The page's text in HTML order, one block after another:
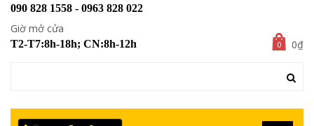
090 828 1558 - 0963 828 022
Giờ mở cửa
T2-T7:8h-18h; CN:8h-12h 0 0₫